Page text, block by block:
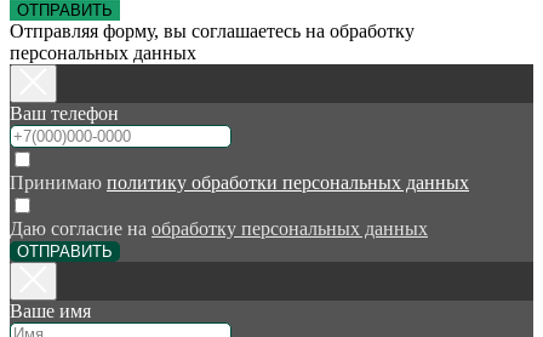
ОТПРАВИТЬ
Отправляя форму, вы соглашаетесь на обработку
персональных данных
Ваш телефон
Принимаю политику обработки персональных данных
Даю согласие на обработку персональных данных
ОТПРАВИТЬ
Ваше имя